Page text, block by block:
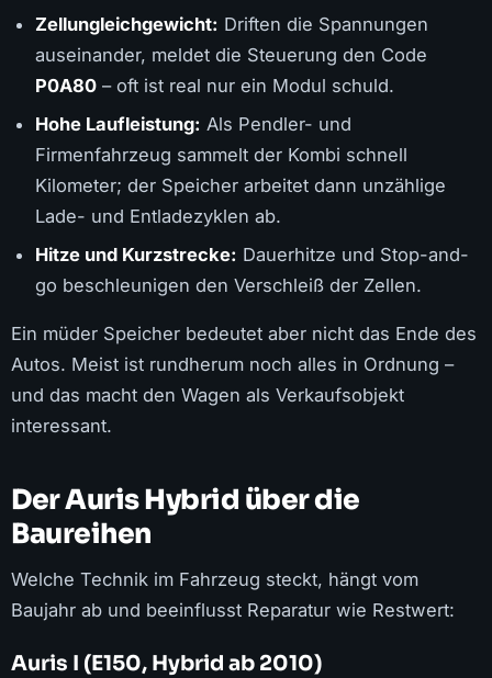
Zellungleichgewicht: Driften die Spannungen
auseinander, meldet die Steuerung den Code
P0A80 – oft ist real nur ein Modul schuld.
Hohe Laufleistung: Als Pendler- und
Firmenfahrzeug sammelt der Kombi schnell
Kilometer; der Speicher arbeitet dann unzählige
Lade- und Entladezyklen ab.
Hitze und Kurzstrecke: Dauerhitze und Stop-and-
go beschleunigen den Verschleiß der Zellen.
Ein müder Speicher bedeutet aber nicht das Ende des
Autos. Meist ist rundherum noch alles in Ordnung –
und das macht den Wagen als Verkaufsobjekt
interessant.
Der Auris Hybrid über die
Baureihen
Welche Technik im Fahrzeug steckt, hängt vom
Baujahr ab und beeinflusst Reparatur wie Restwert:
Auris I (E150, Hybrid ab 2010)